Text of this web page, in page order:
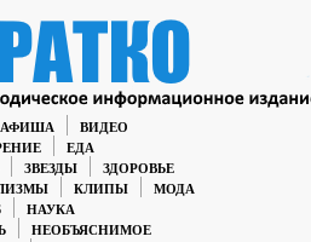
АФИША
ВИДЕО
ЕДА
ЗВЕЗДЫ
ЗДОРОВЬЕ
КЛИПЫ
МОДА
НАУКА
НЕОБЪЯСНИМОЕ